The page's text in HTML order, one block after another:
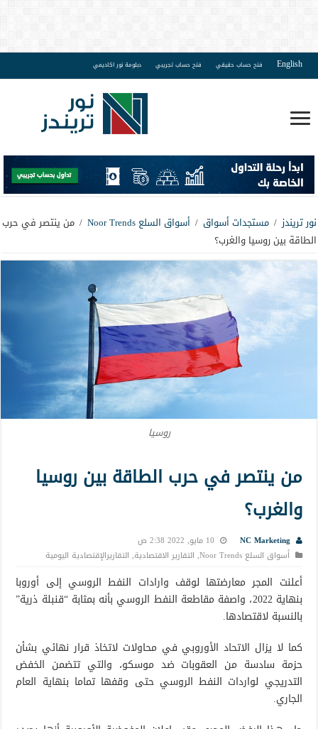
English فتح حساب حقيقي فتح حساب تجريبي دبلومة نور اكاديمي
نور تريندز / مستجدات أسواق / أسواق السلع Noor Trends / من ينتصر في حرب
الطاقة بين روسيا والغرب؟
روسيا
من ينتصر في حرب الطاقة بين روسيا
والغرب؟
NC Marketing
10 مايو, 2022 2:38 ص
أسواق السلع Noor Trends
, التقارير الاقتصادية, التقاريرالإقتصادية اليومية
أعلنت المجر معارضتها لوقف وارادات النفط الروسي إلى أوروبا
بنهاية 2022، واصفة مقاطعة النفط الروسي بأنه بمثابة “قنبلة ذرية”
بالنسبة لاقتصادها.
كما لا يزال الاتحاد الأوروبي في محاولات لاتخاذ قرار نهائي بشأن
حزمة سادسة من العقوبات ضد موسكو، والتي تتضمن الخفض
التدريجي لواردات النفط الروسي حتى وقفها تماما بنهاية العام
الجاري.